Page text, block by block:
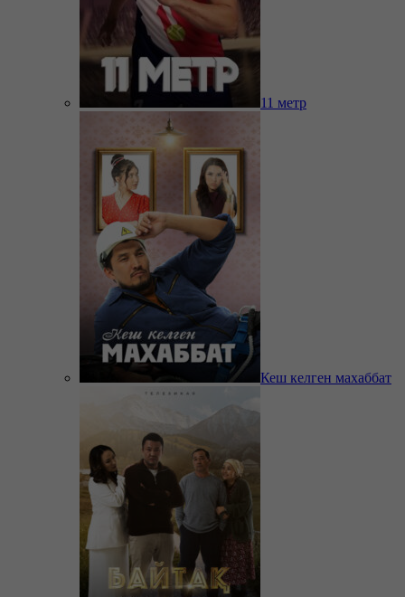
11 метр
Кеш келген махаббат